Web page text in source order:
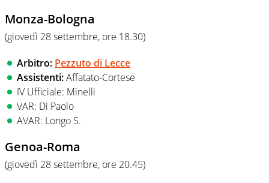
Monza-Bologna
(giovedì 28 settembre, ore 18.30)
Arbitro: Pezzuto di Lecce
Assistenti:Affatato-Cortese
IV Ufficiale: Minelli
VAR: Di Paolo
AVAR: Longo S.
Genoa-Roma
(giovedì 28 settembre, ore 20.45)